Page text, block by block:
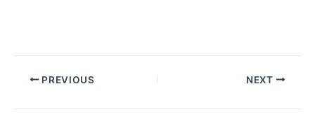
PREVIOUS NEXT